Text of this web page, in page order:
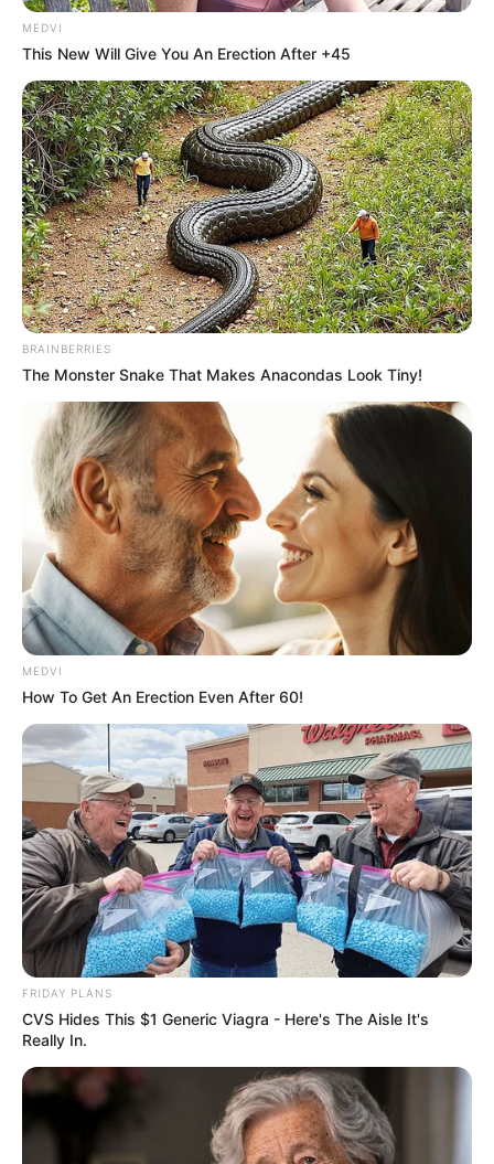
NT Επιμέλεια
Συντακτική Ομάδα
Δημοσίευση
15/10/2025, 18:15 · 6:15 ΜΜ
Τελευταία ενημέρωση
15/10/2025, 18:15 · 6:15 ΜΜ
Ελλάδα
Κοινοποίησε άρθρο
Προσθήκη τοnewstok.gr στην Google
Ανακαλύψτε περισσότερα άρθρα στα αποτελέσματα
αναζήτησης.
ΤοΜονομελές Πλημμελειοδικείο Λάρισας
αποφάσισε τηδιακοπή της δίκηςπου αφορά
διαχείριση του βιντεοληπτικού υλικού
σιδηροδρομικό δυστύχημα στα Τέμπη
MEDVI
This New Will Give You An Erection After +45
BRAINBERRIES
The Monster Snake That Makes Anacondas Look Tiny!
MEDVI
How To Get An Erection Even After 60!
FRIDAY PLANS
CVS Hides This $1 Generic Viagra - Here's The Aisle It's
Really In.